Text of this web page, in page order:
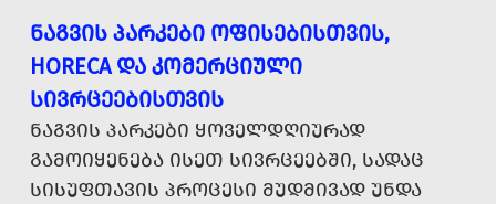
ᲜᲐᲒᲕᲘᲡ ᲞᲐᲠᲙᲔᲑᲘ ᲝᲤᲘᲡᲔᲑᲘᲡᲗᲕᲘᲡ,
HORECA ᲓᲐ ᲙᲝᲛᲔᲠᲪᲘᲣᲚᲘ
ᲡᲘᲕᲠᲪᲔᲔᲑᲘᲡᲗᲕᲘᲡ
ᲜᲐᲒᲕᲘᲡ ᲞᲐᲠᲙᲔᲑᲘ ᲧᲝᲕᲔᲚᲓᲦᲘᲣᲠᲐᲓ
ᲒᲐᲛᲝᲘᲧᲔᲜᲔᲑᲐ ᲘᲡᲔᲗ ᲡᲘᲕᲠᲪᲔᲔᲑᲨᲘ, ᲡᲐᲓᲐᲪ
ᲡᲘᲡᲣᲤᲗᲐᲕᲘᲡ ᲞᲠᲝᲪᲔᲡᲘ ᲛᲣᲓᲛᲘᲕᲐᲓ ᲣᲜᲓᲐ